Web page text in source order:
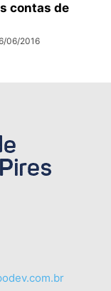
contas de
06/2016